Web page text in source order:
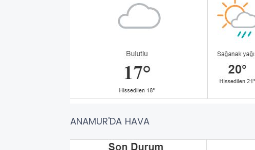
ANAMUR'DA HAVA